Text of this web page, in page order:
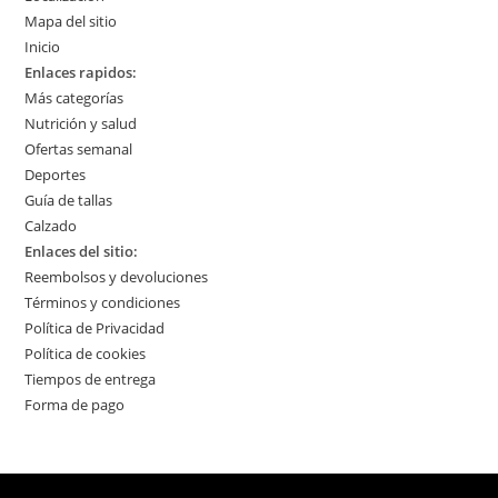
Mapa del sitio
Inicio
Enlaces rapidos:
Más categorías
Nutrición y salud
Ofertas semanal
Deportes
Guía de tallas
Calzado
Enlaces del sitio:
Reembolsos y devoluciones
Términos y condiciones
Política de Privacidad
Política de cookies
Tiempos de entrega
Forma de pago